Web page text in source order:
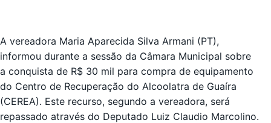
A vereadora Maria Aparecida Silva Armani (PT),
informou durante a sessão da Câmara Municipal sobre
a conquista de R$ 30 mil para compra de equipamento
do Centro de Recuperação do Alcoolatra de Guaíra
(CEREA). Este recurso, segundo a vereadora, será
repassado através do Deputado Luiz Claudio Marcolino.